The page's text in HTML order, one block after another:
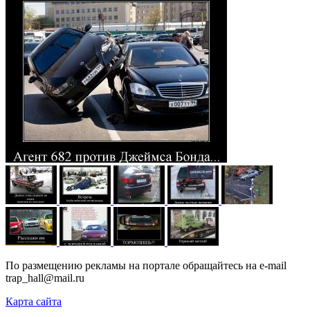
По размещению рекламы на портале обращайтесь на e-mail
trap_hall@mail.ru
Карта сайта